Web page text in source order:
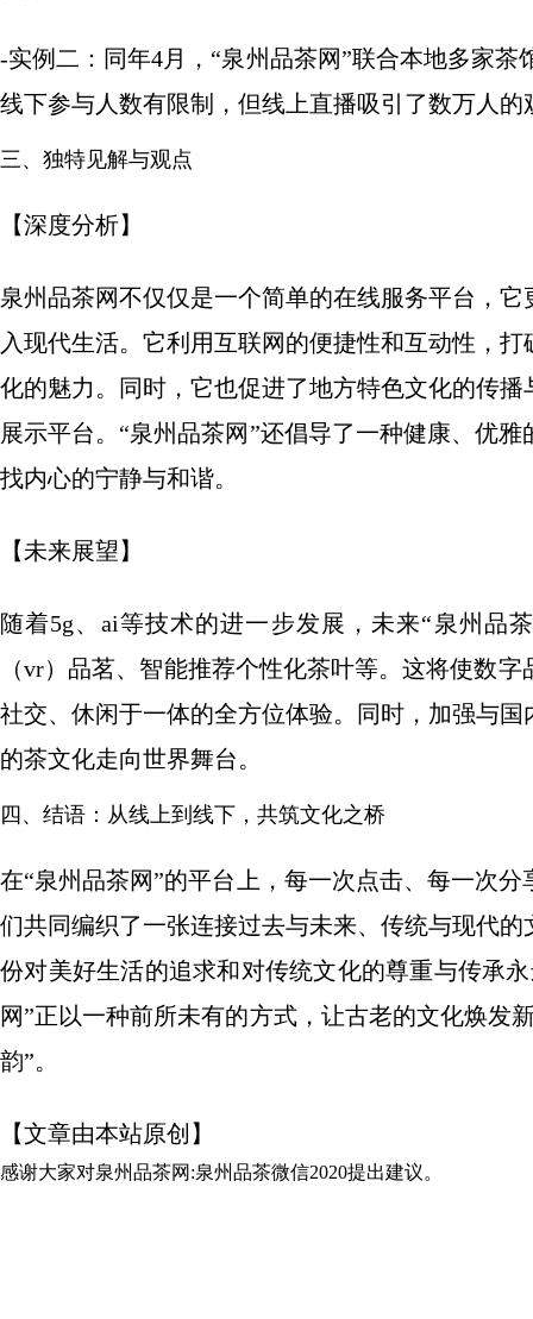
-实例二：同年4月，“泉州品茶网”联合本地多家
线下参与人数有限制，但线上直播吸引了数万人的
三、独特见解与观点
【深度分析】
泉州品茶网不仅仅是一个简单的在线服务平台，
入现代生活。它利用互联网的便捷性和互动性，
化的魅力。同时，它也促进了地方特色文化的传
展示平台。“泉州品茶网”还倡导了一种健康、优
找内心的宁静与和谐。
【未来展望】
随着5g、ai等技术的进一步发展，未来“泉州品
（vr）品茗、智能推荐个性化茶叶等。这将使数
社交、休闲于一体的全方位体验。同时，加强与
的茶文化走向世界舞台。
四、结语：从线上到线下，共筑文化之桥
在“泉州品茶网”的平台上，每一次点击、每一次
们共同编织了一张连接过去与未来、传统与现代
份对美好生活的追求和对传统文化的尊重与传承
网”正以一种前所未有的方式，让古老的文化焕发
韵”。
【文章由本站原创】
感谢大家对泉州品茶网:泉州品茶微信2020提出建议。